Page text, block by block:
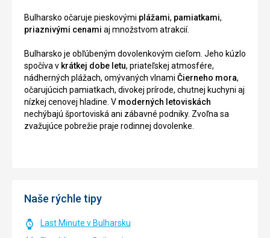
Bulharsko očaruje pieskovými plážami, pamiatkami,
priaznivými cenami aj množstvom atrakcií.
Bulharsko je obľúbeným dovolenkovým cieľom. Jeho kúzlo
spočíva v krátkej dobe letu, priateľskej atmosfére,
nádherných plážach, omývaných vlnami Čierneho mora,
očarujúcich pamiatkach, divokej prírode, chutnej kuchyni aj
nízkej cenovej hladine. V moderných letoviskách
nechýbajú športoviská ani zábavné podniky. Zvoľna sa
zvažujúce pobrežie praje rodinnej dovolenke.
Naše rýchle tipy
Last Minute v Bulharsku